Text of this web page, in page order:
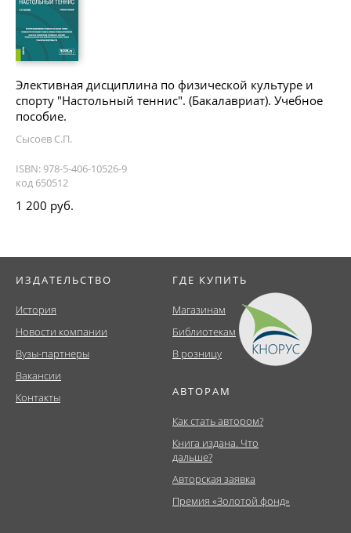
Элективная дисциплина по физической культуре и
спорту "Настольный теннис". (Бакалавриат). Учебное
пособие.
Сысоев С.П.
ISBN: 978-5-406-10526-9
код 650512
1 200 руб.
ИЗДАТЕЛЬСТВО
История
Новости компании
Вузы-партнеры
Вакансии
Контакты
ГДЕ КУПИТЬ
Магазинам
Библиотекам
В розницу
АВТОРАМ
Как стать автором?
Книга издана. Что
дальше?
Авторская заявка
Премия «Золотой фонд»